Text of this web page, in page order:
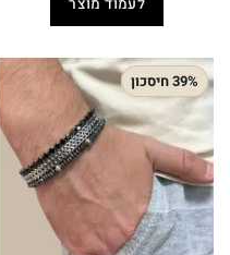
1,199.00 ₪.לעמוד מוצר
39% חיסכון